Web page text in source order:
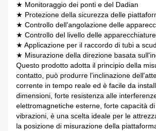
★ Monitoraggio dei ponti e del Dadian
★ Protezione della sicurezza delle
★ Controllo dell'angolazione delle
★ Controllo del livello delle apparecchiature
★ Applicazione per il raccordo di tubi a
★ Misurazione della direzione basata
Questo prodotto adotta il principio della
contatto, può produrre l'inclinazione
corrente in tempo reale ed è facile da
dimensioni, forte resistenza alle
elettromagnetiche esterne, forte capacità
vibrazioni, è una scelta ideale per le
la posizione di misurazione della